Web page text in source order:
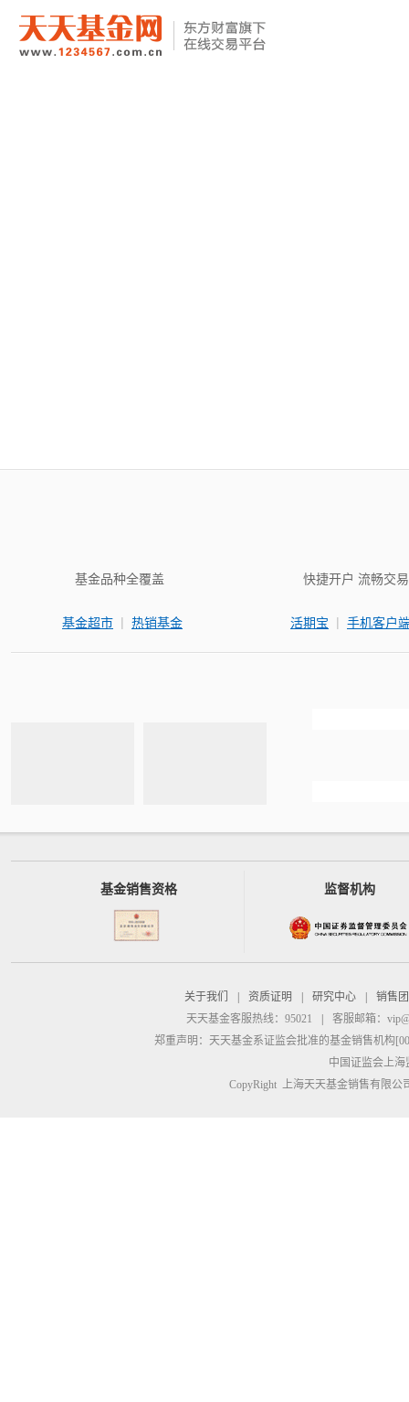
基金品种全覆盖
基金超市 | 热销基金
快捷开户 流畅交易
活期宝 | 手机客户
基金销售资格 监督机构
关于我们 资质证明 研究中心
销售
天天基金客服热线：95021
客服邮箱：
郑重声明： 天天基金系证监会批准的基金销售机构
中国证监会上
CopyRight 上海天天基金销售有限